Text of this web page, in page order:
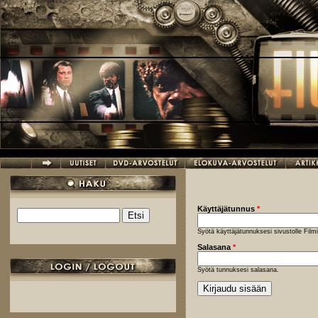
Hyppää pääsisältöön
Hakulomake
Käyttäjätunnus *
Syötä käyttäjätunnuksesi sivustolle
Salasana *
Syötä tunnuksesi salasana.